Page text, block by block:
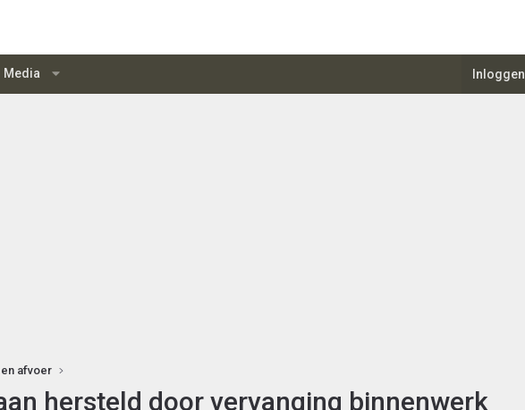
Media Inloggen
afvoer
hersteld door vervanging binnenwerk